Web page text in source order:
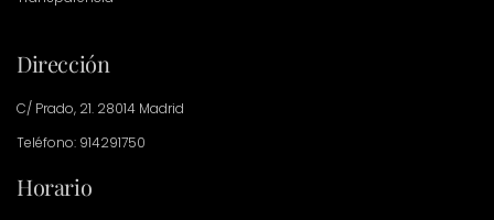
Dirección
C/ Prado, 21. 28014 Madrid
Teléfono: 914291750
Horario